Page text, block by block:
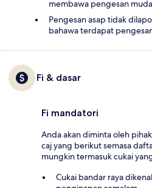
membawa pengesan
Pengesan asap tidak
bahawa terdapat
Fi & dasar
Fi mandatori
Anda akan diminta oleh
caj yang berikut semasa
mungkin termasuk cukai
Cukai bandar raya